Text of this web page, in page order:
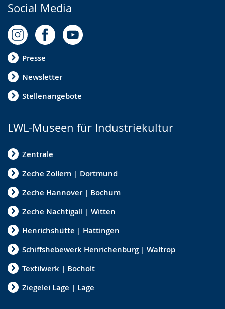
Social Media
Presse
Newsletter
Stellenangebote
LWL-Museen für Industriekultur
Zentrale
Zeche Zollern | Dortmund
Zeche Hannover | Bochum
Zeche Nachtigall | Witten
Henrichshütte | Hattingen
Schiffshebewerk Henrichenburg | Waltrop
Textilwerk | Bocholt
Ziegelei Lage | Lage